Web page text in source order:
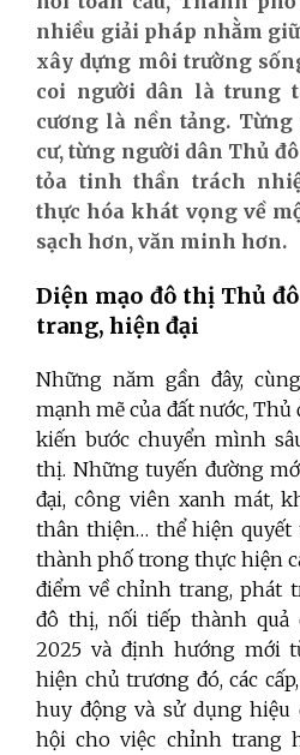
nhiều giải pháp nhằm
xây dựng môi trường
coi người dân là trung
cương là nền tảng.
cư, từng người dân Thủ
tỏa tinh thần trách
thực hóa khát vọng về
sạch hơn, văn minh hơn.
Diện mạo đô thị Thủ
trang, hiện đại
Những năm gần đây,
mạnh mẽ của đất nước,
kiến bước chuyển mình
thị. Những tuyến đường
đại, công viên xanh mát,
thân thiện… thể hiện quyết
thành phố trong thực hiện
điểm về chỉnh trang, phát
đô thị, nối tiếp thành quả
2025 và định hướng mới
hiện chủ trương đó, các
huy động và sử dụng hiệu
hội cho việc chỉnh trang